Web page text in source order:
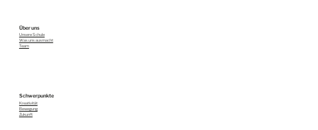
Über uns
Unsere Schule
Was uns ausmacht
Team
Schwerpunkte
Kreativität
Bewegung
Zukunft